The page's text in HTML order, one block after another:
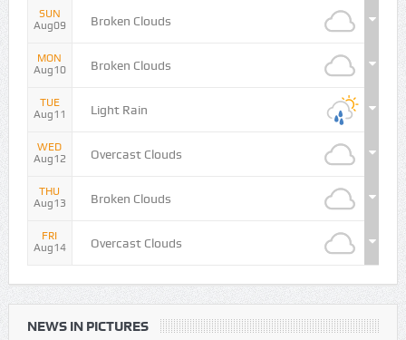
SUN
Aug09
Broken Clouds
MON
Aug10
Broken Clouds
TUE
Aug11
Light Rain
WED
Aug12
Overcast Clouds
THU
Aug13
Broken Clouds
FRI
Aug14
Overcast Clouds
NEWS IN PICTURES